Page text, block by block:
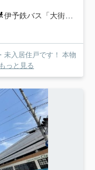
伊予鉄バス「大街道口（松山市）」バス停下車 徒歩2分
居住戸です！ 本物
もっと見る